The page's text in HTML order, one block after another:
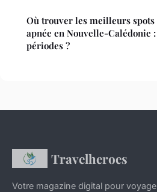
Où trouver les meilleurs spots
apnée en Nouvelle-Calédonie
périodes ?
Travelheroes
Votre magazine digital pour